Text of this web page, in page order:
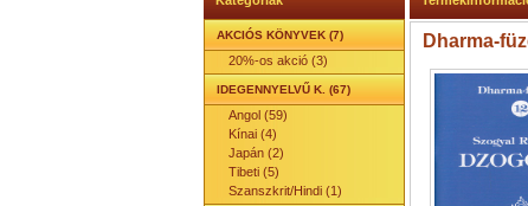
AKCIÓS KÖNYVEK (7)
20%-os akció (3)
IDEGENNYELVŰ K. (67)
Angol (59)
Kínai (4)
Japán (2)
Tibeti (5)
Szanszkrit/Hindi (1)
Dharma-